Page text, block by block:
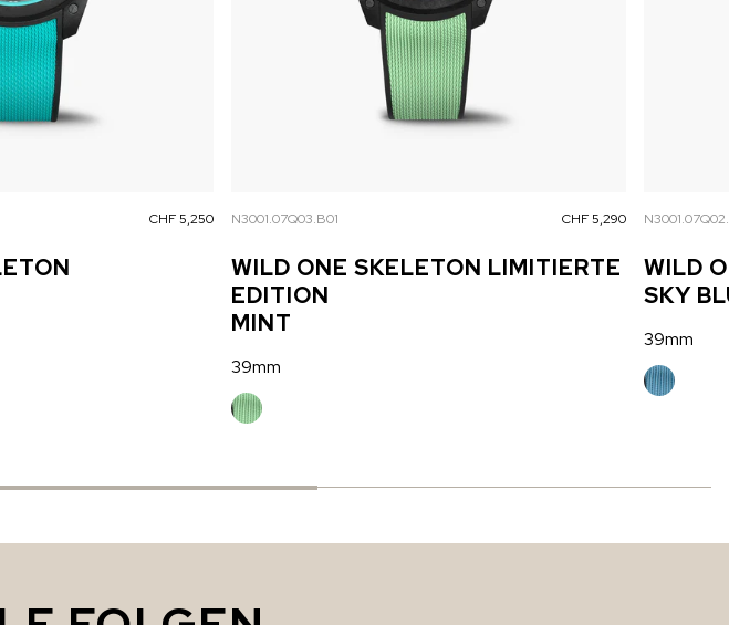
CHF 5,250 N3001.07Q03.B01 CHF 5,290
WILD ONE SKELETON LIMITIERTE
EDITION
MINT
39mm
WILD
SKY
39mm